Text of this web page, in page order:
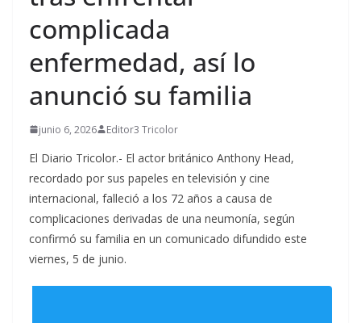
complicada
enfermedad, así lo
anunció su familia
junio 6, 2026 Editor3 Tricolor
El Diario Tricolor.- El actor británico Anthony Head,
recordado por sus papeles en televisión y cine
internacional, falleció a los 72 años a causa de
complicaciones derivadas de una neumonía, según
confirmó su familia en un comunicado difundido este
viernes, 5 de junio.